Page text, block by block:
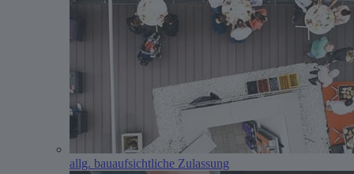
allg. bauaufsichtliche Zulassung